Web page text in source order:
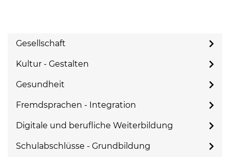
Gesellschaft
Kultur - Gestalten
Gesundheit
Fremdsprachen - Integration
Digitale und berufliche Weiterbildung
Schulabschlüsse - Grundbildung